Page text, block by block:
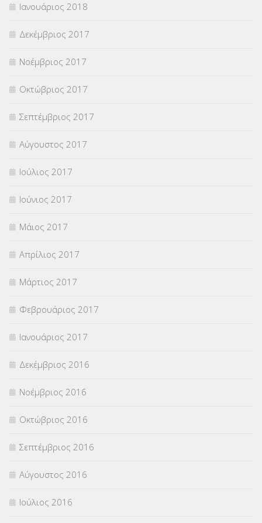
Ιανουάριος 2018
Δεκέμβριος 2017
Νοέμβριος 2017
Οκτώβριος 2017
Σεπτέμβριος 2017
Αύγουστος 2017
Ιούλιος 2017
Ιούνιος 2017
Μάιος 2017
Απρίλιος 2017
Μάρτιος 2017
Φεβρουάριος 2017
Ιανουάριος 2017
Δεκέμβριος 2016
Νοέμβριος 2016
Οκτώβριος 2016
Σεπτέμβριος 2016
Αύγουστος 2016
Ιούλιος 2016